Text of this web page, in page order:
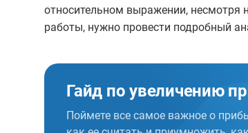
относительном выражении,
работы, нужно провести подробный
Гайд по увеличению
Поймете все самое важное о